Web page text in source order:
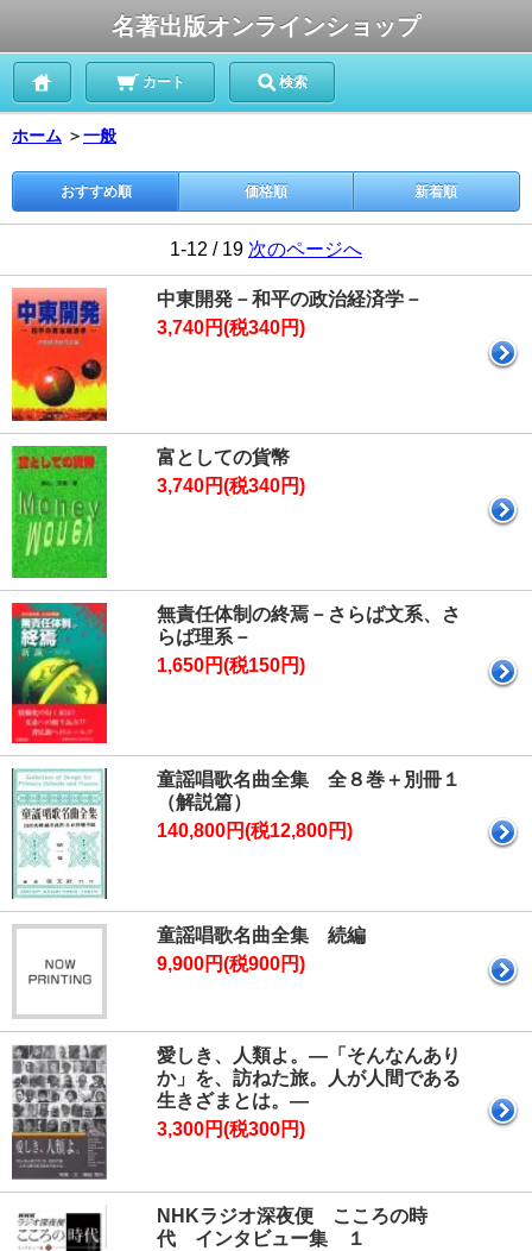
名著出版オンラインショップ
カート 検索
ホーム ＞一般
おすすめ順 価格順 新着順
1-12 / 19 次のページへ
中東開発－和平の政治経済学－
3,740円(税340円)
富としての貨幣
3,740円(税340円)
無責任体制の終焉－さらば文系、さ
らば理系－
1,650円(税150円)
童謡唱歌名曲全集 全８巻＋別冊１
（解説篇）
140,800円(税12,800円)
童謡唱歌名曲全集 続編
9,900円(税900円)
愛しき、人類よ。―「そんなんあり
か」を、訪ねた旅。人が人間である
生きざまとは。―
3,300円(税300円)
NHKラジオ深夜便 こころの時
代 インタビュー集 １